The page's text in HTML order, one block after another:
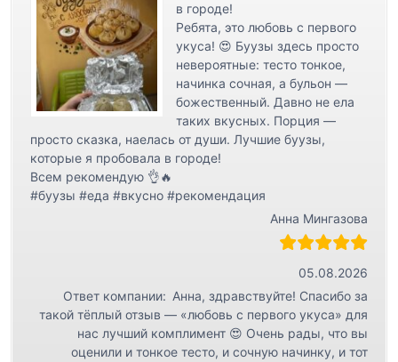
в городе!
Ребята, это любовь с первого
укуса! 😍 Буузы здесь просто
невероятные: тесто тонкое,
начинка сочная, а бульон —
божественный. Давно не ела
таких вкусных. Порция —
просто сказка, наелась от души. Лучшие буузы,
которые я пробовала в городе!
Всем рекомендую 👌🔥
#буузы #еда #вкусно #рекомендация
Анна Мингазова
05.08.2026
Ответ компании: Анна, здравствуйте! Спасибо за
такой тёплый отзыв — «любовь с первого укуса» для
нас лучший комплимент 😍 Очень рады, что вы
оценили и тонкое тесто, и сочную начинку, и тот